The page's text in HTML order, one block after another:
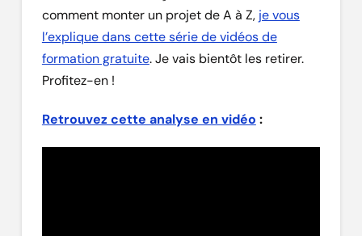
comment monter un projet de A à Z, je vous
l’explique dans cette série de vidéos de
formation gratuite. Je vais bientôt les retirer.
Profitez-en !
Retrouvez cette analyse en vidéo :